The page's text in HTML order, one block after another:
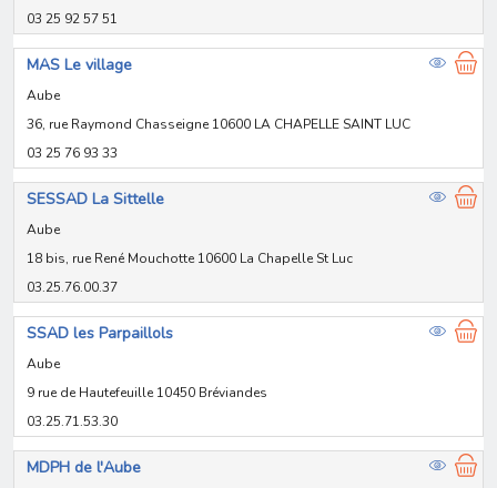
03 25 92 57 51
MAS Le village
Aube
36, rue Raymond Chasseigne 10600 LA CHAPELLE SAINT LUC
03 25 76 93 33
SESSAD La Sittelle
Aube
18 bis, rue René Mouchotte 10600 La Chapelle St Luc
03.25.76.00.37
SSAD les Parpaillols
Aube
9 rue de Hautefeuille 10450 Bréviandes
03.25.71.53.30
MDPH de l'Aube